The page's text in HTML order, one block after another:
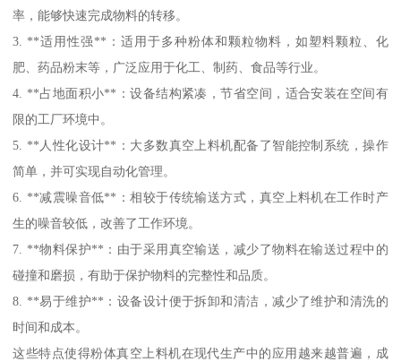
率，能够快速完成物料的转移。
3. **适用性强**：适用于多种粉体和颗粒物料，如塑料颗粒、化
肥、药品粉末等，广泛应用于化工、制药、食品等行业。
4. **占地面积小**：设备结构紧凑，节省空间，适合安装在空间有
限的工厂环境中。
5. **人性化设计**：大多数真空上料机配备了智能控制系统，操作
简单，并可实现自动化管理。
6. **减震噪音低**：相较于传统输送方式，真空上料机在工作时产
生的噪音较低，改善了工作环境。
7. **物料保护**：由于采用真空输送，减少了物料在输送过程中的
碰撞和磨损，有助于保护物料的完整性和品质。
8. **易于维护**：设备设计便于拆卸和清洁，减少了维护和清洗的
时间和成本。
这些特点使得粉体真空上料机在现代生产中的应用越来越普遍，成